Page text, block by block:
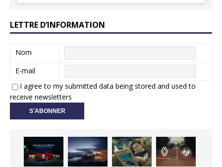
LETTRE D’INFORMATION
Nom
E-mail
I agree to my submitted data being stored and used to
receive newsletters